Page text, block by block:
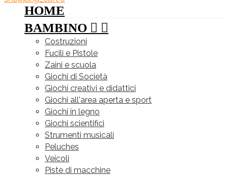
HOME
BAMBINO  
Costruzioni
Fucili e Pistole
Zaini e scuola
Giochi di Società
Giochi creativi e didattici
Giochi all'area aperta e sport
Giochi in legno
Giochi scientifici
Strumenti musicali
Peluches
Veicoli
Piste di macchine